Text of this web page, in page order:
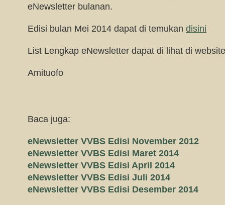
eNewsletter bulanan.
Edisi bulan Mei 2014 dapat di temukan disini
List Lengkap eNewsletter dapat di lihat di
Amituofo
Baca juga:
eNewsletter VVBS Edisi November 2012
eNewsletter VVBS Edisi Maret 2014
eNewsletter VVBS Edisi April 2014
eNewsletter VVBS Edisi Juli 2014
eNewsletter VVBS Edisi Desember 2014